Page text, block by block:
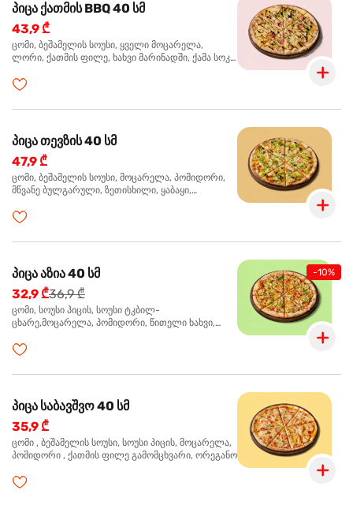
პიცა ქათმის BBQ 40 სმ
43,9 ₾
ცომი, ბეშამელის სოუსი, ყველი მოცარელა,
ლორი, ქათმის ფილე, ხახვი მარინადში, ქამა სოკო
პიცა თევზის 40 სმ
47,9 ₾
ცომი, ბეშამელის სოუსი, მოცარელა, პომიდორი,
მწვანე ბულგარული, ზეთისხილი, ყაბაყი,
ორეგანო
-10%
პიცა აზია 40 სმ
32,9 ₾36,9 ₾
ცომი, სოუსი პიცის, სოუსი ტკბილ-
ცხარე,მოცარელა, პომიდორი, წითელი ხახვი,
სეზამის მარცვლის ნაზავი, ქინძი, ორეგანო
პიცა საბავშვო 40 სმ
35,9 ₾
ცომი , ბეშამელის სოუსი, სოუსი პიცის, მოცარელა,
პომიდორი , ქათმის ფილე გამომცხვარი, ორეგანო